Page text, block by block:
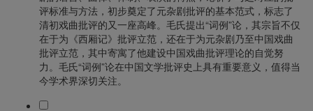
评标准与方法，初步奠定了元杂剧批评的基本范式，标志了
清初戏曲批评的又一座高峰。毛氏提出“词例”论，其宗旨不仅
在于为《西厢记》批评立范，还在于为元杂剧乃至中国戏曲
批评立范，其中寄寓了他建设中国戏曲批评理论的自觉努
力。毛氏“词例”论在中国文学批评史上具有重要意义，值得当
今学术界深切关注。